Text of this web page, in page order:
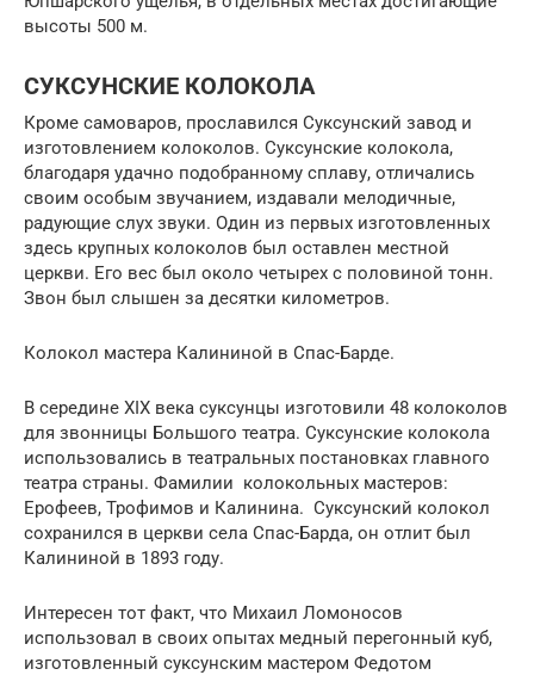
высоты 500 м.
СУКСУНСКИЕ КОЛОКОЛА
Кроме самоваров, прославился Суксунский завод и
изготовлением колоколов. Суксунские колокола,
благодаря удачно подобранному сплаву, отличались
своим особым звучанием, издавали мелодичные,
радующие слух звуки. Один из первых изготовленных
здесь крупных колоколов был оставлен местной
церкви. Его вес был около четырех с половиной тонн.
Звон был слышен за десятки километров.
Колокол мастера Калининой в Спас-Барде.
В середине XIX века суксунцы изготовили 48 колоколов
для звонницы Большого театра. Суксунские колокола
использовались в театральных постановках главного
театра страны. Фамилии колокольных мастеров:
Ерофеев, Трофимов и Калинина. Суксунский колокол
сохранился в церкви села Спас-Барда, он отлит был
Калининой в 1893 году.
Интересен тот факт, что Михаил Ломоносов
использовал в своих опытах медный перегонный куб,
изготовленный суксунским мастером Федотом